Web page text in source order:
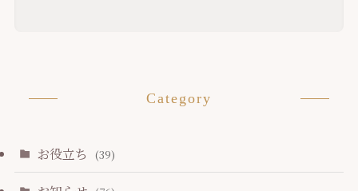
Category
お役立ち (39)